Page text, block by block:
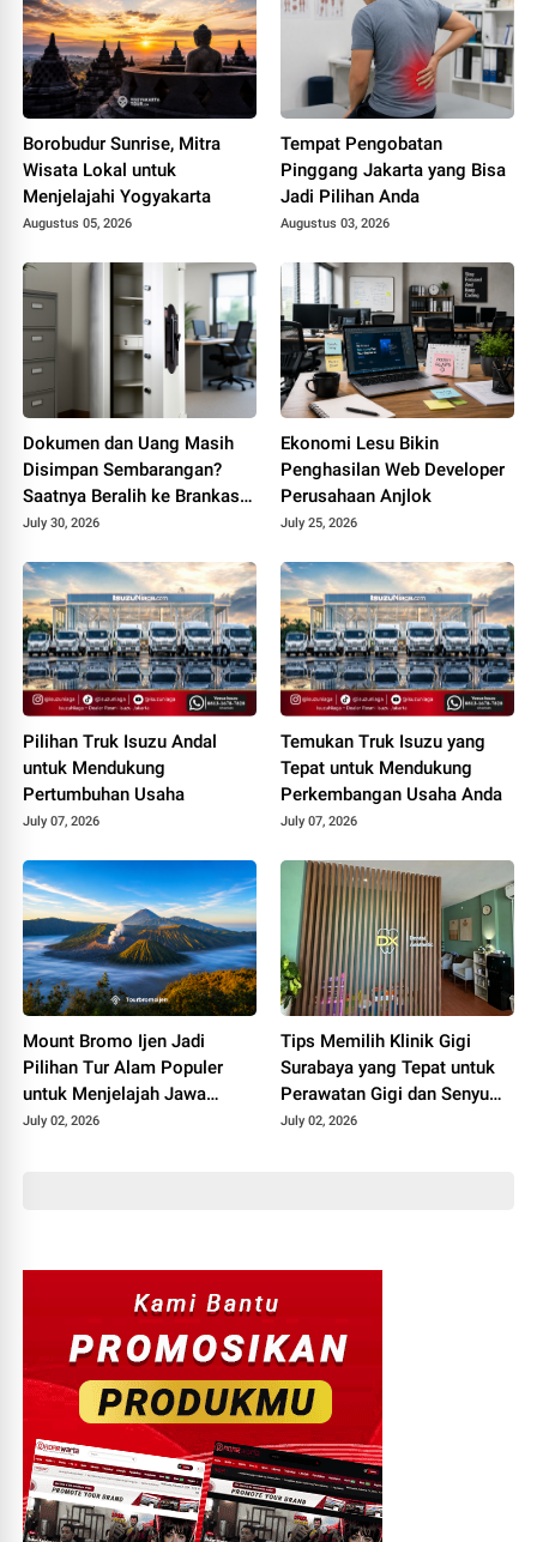
Borobudur Sunrise, Mitra
Wisata Lokal untuk
Menjelajahi Yogyakarta
Augustus 05, 2026
Tempat Pengobatan
Pinggang Jakarta yang Bisa
Jadi Pilihan Anda
Augustus 03, 2026
Dokumen dan Uang Masih
Disimpan Sembarangan?
Saatnya Beralih ke Brankas
Kantor
July 30, 2026
Ekonomi Lesu Bikin
Penghasilan Web Developer
Perusahaan Anjlok
July 25, 2026
Pilihan Truk Isuzu Andal
untuk Mendukung
Pertumbuhan Usaha
July 07, 2026
Temukan Truk Isuzu yang
Tepat untuk Mendukung
Perkembangan Usaha Anda
July 07, 2026
Mount Bromo Ijen Jadi
Pilihan Tur Alam Populer
untuk Menjelajah Jawa
Timur
July 02, 2026
Tips Memilih Klinik Gigi
Surabaya yang Tepat untuk
Perawatan Gigi dan Senyum
Lebih Percaya Diri
July 02, 2026